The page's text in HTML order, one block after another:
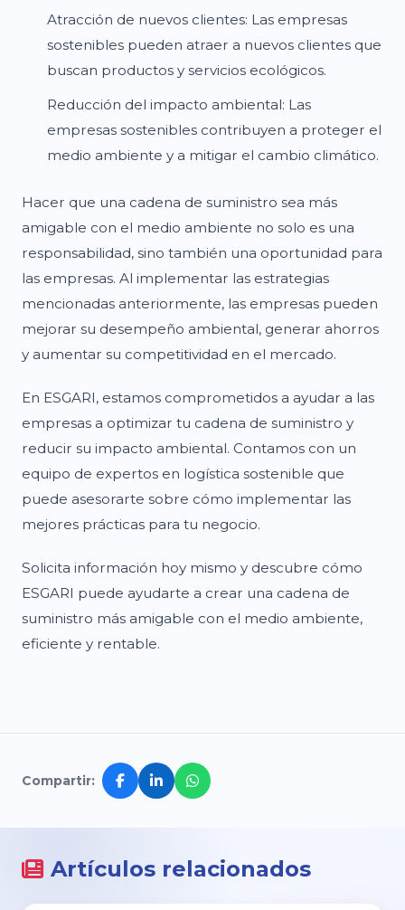
Atracción de nuevos clientes: Las empresas
sostenibles pueden atraer a nuevos clientes que
buscan productos y servicios ecológicos.
Reducción del impacto ambiental: Las
empresas sostenibles contribuyen a proteger el
medio ambiente y a mitigar el cambio climático.
Hacer que una cadena de suministro sea más
amigable con el medio ambiente no solo es una
responsabilidad, sino también una oportunidad para
las empresas. Al implementar las estrategias
mencionadas anteriormente, las empresas pueden
mejorar su desempeño ambiental, generar ahorros
y aumentar su competitividad en el mercado.
En ESGARI, estamos comprometidos a ayudar a las
empresas a optimizar tu cadena de suministro y
reducir su impacto ambiental. Contamos con un
equipo de expertos en logística sostenible que
puede asesorarte sobre cómo implementar las
mejores prácticas para tu negocio.
Solicita información hoy mismo y descubre cómo
ESGARI puede ayudarte a crear una cadena de
suministro más amigable con el medio ambiente,
eficiente y rentable.
Compartir:
Artículos relacionados